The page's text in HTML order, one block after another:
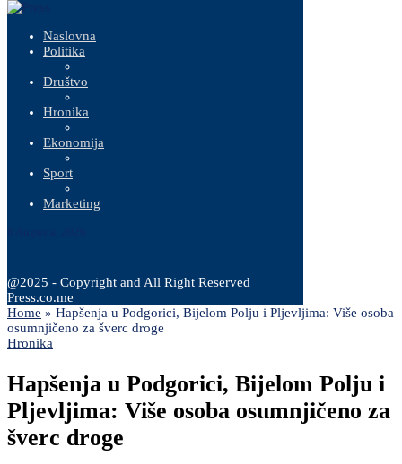
Naslovna
Politika
Društvo
Hronika
Ekonomija
Sport
Marketing
@2025 - Copyright and All Right Reserved
Press.co.me
Home » Hapšenja u Podgorici, Bijelom Polju i Pljevljima: Više osoba
osumnjičeno za šverc droge
Hronika
Hapšenja u Podgorici, Bijelom Polju i
Pljevljima: Više osoba osumnjičeno za
šverc droge